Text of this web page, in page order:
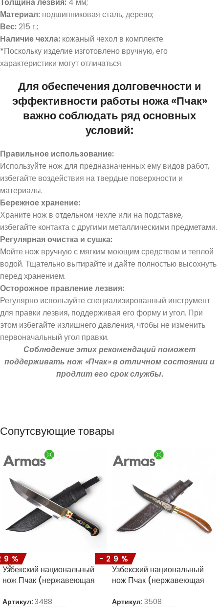
Материал: подшипниковая сталь, дерево;
Вес:215 г.;
Наличие чехла: кожаный чехол в комплекте.
*Поскольку изделие изготовлено вручную, его
характеристики могут отличаться.
Для обеспечения долговечности и
эффективности работы ножа «Пчак»
важно соблюдать ряд основных
условий:
Правильное использование:
Используйте нож для предназначенных ему видов работ,
избегайте воздействия на твердые поверхности и
материалы.
Бережное хранение:
Храните нож в отдельном чехле или на подставке,
избегайте контакта с другими металлическими предметами.
Регулярная очистка и сушка:
Мойте нож вручную с мягким моющим средством и теплой
водой. Тщательно вытирайте и дайте полностью высохнуть
перед хранением.
Осторожное правление лезвия:
Регулярно используйте специализированный инструмент
для правки лезвия, поддерживая его форму и угол. При
этом избегайте излишнего давления, чтобы не изменить
первоначальный угол правки.
Соблюдение этих рекомендаций поможет
поддерживать нож «Пчак» в отличном состоянии и
продлит его срок службы.
Сопутсвующие товары
Узбекский национальный
нож Пчак (нержавеющая
Артикул: 3488
-29%
Узбекский национальный
нож Пчак (нержавеющая
Артикул: 3508